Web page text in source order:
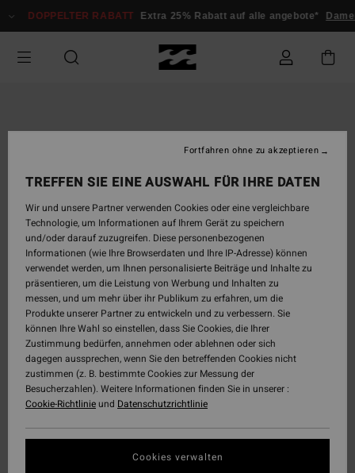
zur
springen
DOPPELTER RABATT Extra 25% Rabatt auf alle angebote* Damen
TREFFEN SIE EINE AUSWAHL FÜR IHRE DATEN
Wir und unsere Partner verwenden Cookies oder eine vergleichbare
Technologie, um Informationen auf Ihrem Gerät zu speichern
und/oder darauf zuzugreifen. Diese personenbezogenen
Informationen (wie Ihre Browserdaten und Ihre IP-Adresse) können
verwendet werden, um Ihnen personalisierte Beiträge und Inhalte zu
präsentieren, um die Leistung von Werbung und Inhalten zu
messen, und um mehr über ihr Publikum zu erfahren, um die
Produkte unserer Partner zu entwickeln und zu verbessern. Sie
können Ihre Wahl so einstellen, dass Sie Cookies, die Ihrer
Zustimmung bedürfen, annehmen oder ablehnen oder sich
dagegen aussprechen, wenn Sie den betreffenden Cookies nicht
zustimmen (z. B. bestimmte Cookies zur Messung der
Besucherzahlen). Weitere Informationen finden Sie in unserer :
Cookie-Richtlinieund Datenschutzrichtlinie
Cookies verwalten
Fortfahren ohne zu akzeptieren